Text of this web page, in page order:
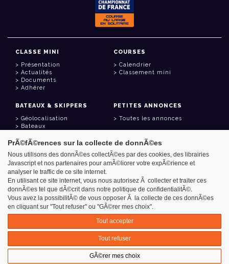
CLASSE MINI
Présentation
Actualités
Documents
Adhérer
COURSES
Calendrier
Classement mini
BATEAUX & SKIPPERS
Géolocalisation
Bateaux
PETITES ANNONCES
Toutes les annonces
LIENS UTILES
Espace adhérent
Contact
Carnet d'adresses
Goodies
Azimut - Créateur de solutions numériques
Mentions légales
PrÃ©fÃ©rences sur la collecte de donnÃ©es
Nous utilisons des donnÃ©es collectÃ©es par des cookies, des librairies
Javascript et nos partenaires pour amÃ©liorer votre expÃ©rience et
analyser le traffic de ce site internet.
En utilisant ce site internet, vous nous autorisez Ã collecter et traiter ces
donnÃ©es tel que dÃ©crit dans notre politique de confidentialitÃ©.
Vous avez la possibilitÃ© de vous opposer Ã la collecte de ces donnÃ©es
en cliquant sur "Tout refuser" ou "GÃ©rer mes choix".
Tout accepter
Tout refuser
GÃ©rer mes choix